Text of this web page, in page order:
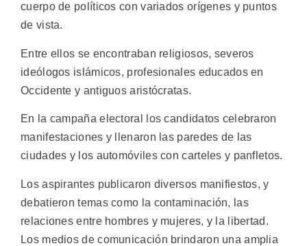
cuerpo de políticos con variados orígenes y puntos
de vista.
Entre ellos se encontraban religiosos, severos
ideólogos islámicos, profesionales educados en
Occidente y antiguos aristócratas.
En la campaña electoral los candidatos celebraron
manifestaciones y llenaron las paredes de las
ciudades y los automóviles con carteles y panfletos.
Los aspirantes publicaron diversos manifiestos, y
debatieron temas como la contaminación, las
relaciones entre hombres y mujeres, y la libertad.
Los medios de comunicación brindaron una amplia